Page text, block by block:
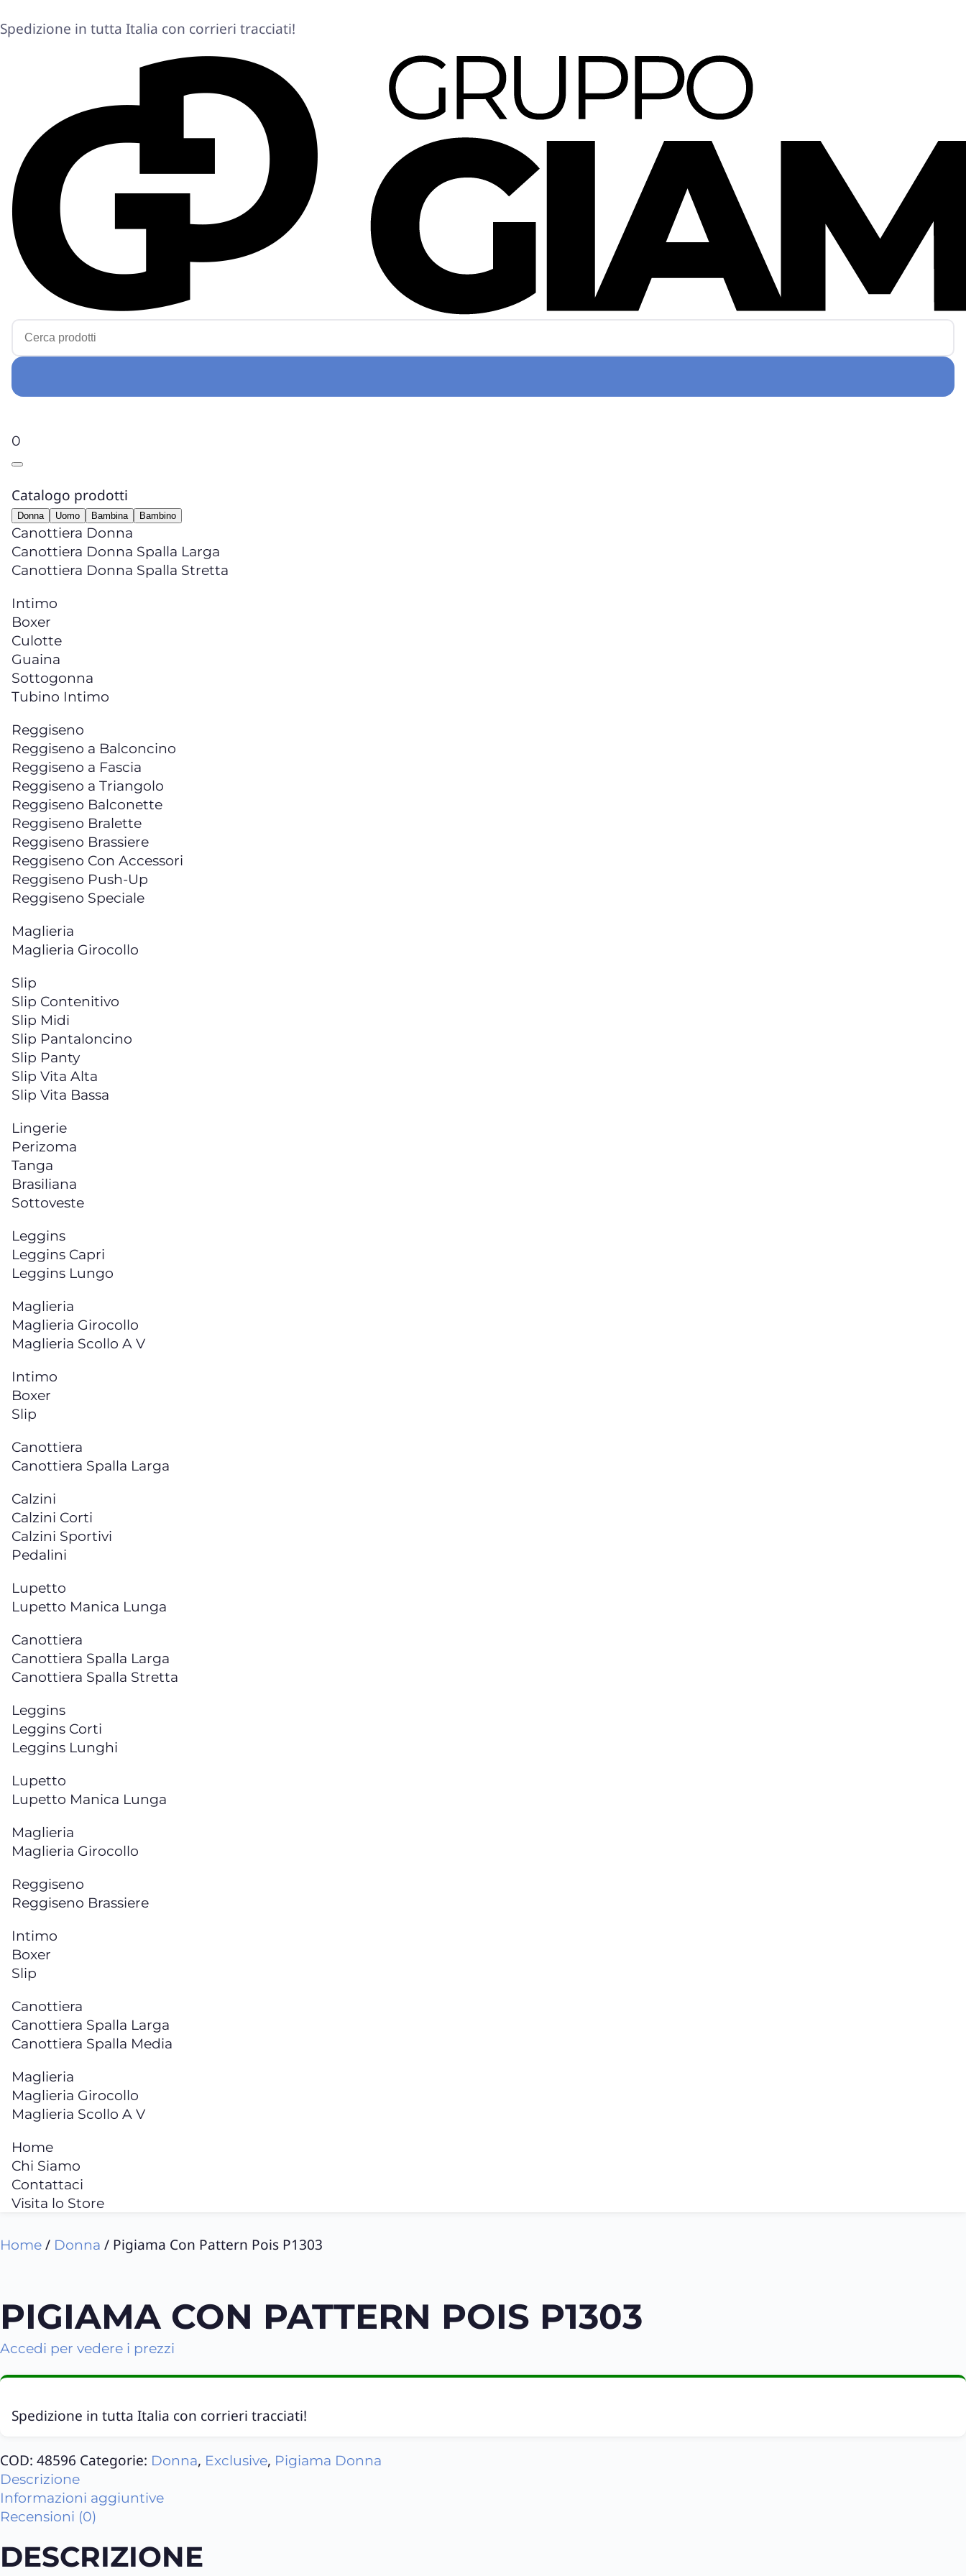
Spedizione in tutta Italia con corrieri tracciati!
0
Catalogo prodotti
Donna Uomo Bambina Bambino
Canottiera Donna
Canottiera Donna Spalla Larga
Canottiera Donna Spalla Stretta
Intimo
Boxer
Culotte
Guaina
Sottogonna
Tubino Intimo
Reggiseno
Reggiseno a Balconcino
Reggiseno a Fascia
Reggiseno a Triangolo
Reggiseno Balconette
Reggiseno Bralette
Reggiseno Brassiere
Reggiseno Con Accessori
Reggiseno Push-Up
Reggiseno Speciale
Maglieria
Maglieria Girocollo
Slip
Slip Contenitivo
Slip Midi
Slip Pantaloncino
Slip Panty
Slip Vita Alta
Slip Vita Bassa
Lingerie
Perizoma
Tanga
Brasiliana
Sottoveste
Leggins
Leggins Capri
Leggins Lungo
Maglieria
Maglieria Girocollo
Maglieria Scollo A V
Intimo
Boxer
Slip
Canottiera
Canottiera Spalla Larga
Calzini
Calzini Corti
Calzini Sportivi
Pedalini
Lupetto
Lupetto Manica Lunga
Canottiera
Canottiera Spalla Larga
Canottiera Spalla Stretta
Leggins
Leggins Corti
Leggins Lunghi
Lupetto
Lupetto Manica Lunga
Maglieria
Maglieria Girocollo
Reggiseno
Reggiseno Brassiere
Intimo
Boxer
Slip
Canottiera
Canottiera Spalla Larga
Canottiera Spalla Media
Maglieria
Maglieria Girocollo
Maglieria Scollo A V
Home
Chi Siamo
Contattaci
Visita lo Store
Home / Donna / Pigiama Con Pattern Pois P1303
PIGIAMA CON PATTERN POIS P1303
Accedi per vedere i prezzi
Spedizione in tutta Italia con corrieri tracciati!
COD: 48596 Categorie: Donna, Exclusive, Pigiama Donna
Descrizione
Informazioni aggiuntive
Recensioni (0)
DESCRIZIONE